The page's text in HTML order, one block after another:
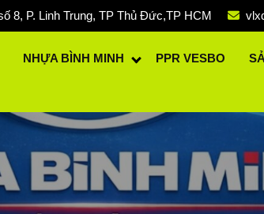
8, P. Linh Trung, TP Thủ Đức,TP HCM
NHỰA BÌNH MINH PPR VESBO